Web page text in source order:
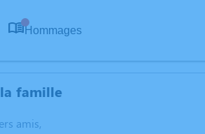
Hommages
famille
amis,